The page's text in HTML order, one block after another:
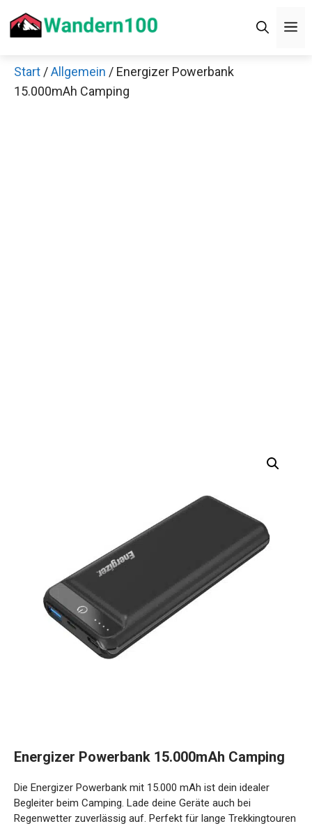
Inhalt
Start /Allgemein / Energizer Powerbank
15.000mAh Camping
Energizer Powerbank 15.000mAh Camping
Die Energizer Powerbank mit 15.000 mAh ist dein idealer
Begleiter beim Camping. Lade deine Geräte auch bei
Regenwetter zuverlässig auf. Perfekt für lange Trekkingtouren